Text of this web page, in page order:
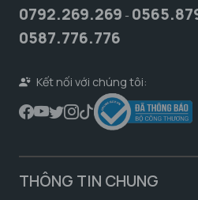
0792.269.269 -
0587.776.776
Kết nối với chúng tôi:
THÔNG TIN CHUNG